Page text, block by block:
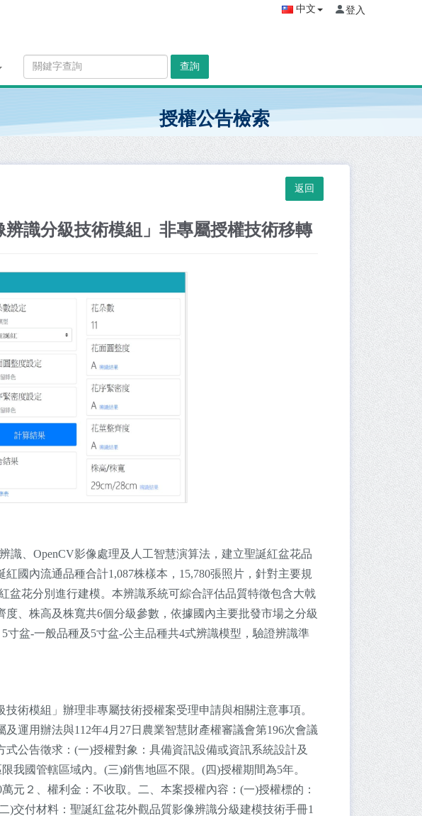
中文 登入
查詢
授權公告檢索
識分級技術模組」非專屬授權技術移轉
識、OpenCV影像處理及人工智慧演算法，建立聖誕紅盆花品
國內流通品種合計1,087株樣本，15,780張照片，針對主要規
盆花分別進行建模。本辨識系統可綜合評估品質特徵包含大戟
、株高及株寬共6個分級參數，依據國內主要批發市場之分級
寸盆-一般品種及5寸盆-公主品種共4式辨識模型，驗證辨識準
術模組」辦理非專屬技術授權案受理申請與相關注意事項。
運用辦法與112年4月27日農業智慧財產權審議會第196次會議
公告徵求：(一)授權對象：具備資訊設備或資訊系統設計及
我國管轄區域內。(三)銷售地區不限。(四)授權期間為5年。
元２、權利金：不收取。二、本案授權內容：(一)授權標的：
)交付材料：聖誕紅盆花外觀品質影像辨識分級建模技術手冊1